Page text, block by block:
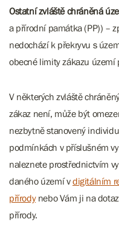
Ostatní zvláště chráněná
a přírodní památka (PP)) –
nedochází k překryvu s
obecné limity zákazu území
V některých zvláště
zákaz není, může být
nezbytně stanovený
podmínkách v příslušném
naleznete prostřednictvím
daného území vdigitálním
přírodynebo Vám ji na
přírody.